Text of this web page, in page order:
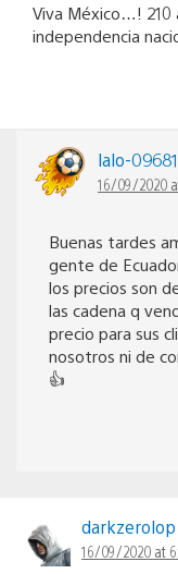
Viva México…! 210
independencia
lalo-
16/09/2020
Buenas tardes
gente de
los precios son
las cadena q
precio para sus
nosotros ni de
👍
darkzerolop
16/09/2020 at